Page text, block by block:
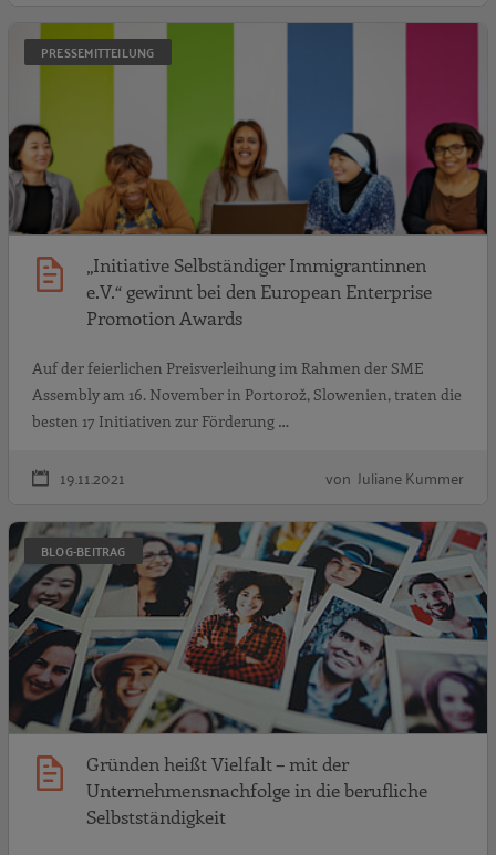
PRESSEMITTEILUNG
„Initiative Selbständiger Immigrantinnen
e.V.“ gewinnt bei den European Enterprise
Promotion Awards
Auf der feierlichen Preisverleihung im Rahmen der SME
Assembly am 16. November in Portorož, Slowenien, traten die
besten 17 Initiativen zur Förderung …
19.11.2021 von Juliane Kummer
BLOG-BEITRAG
Gründen heißt Vielfalt – mit der
Unternehmensnachfolge in die berufliche
Selbstständigkeit